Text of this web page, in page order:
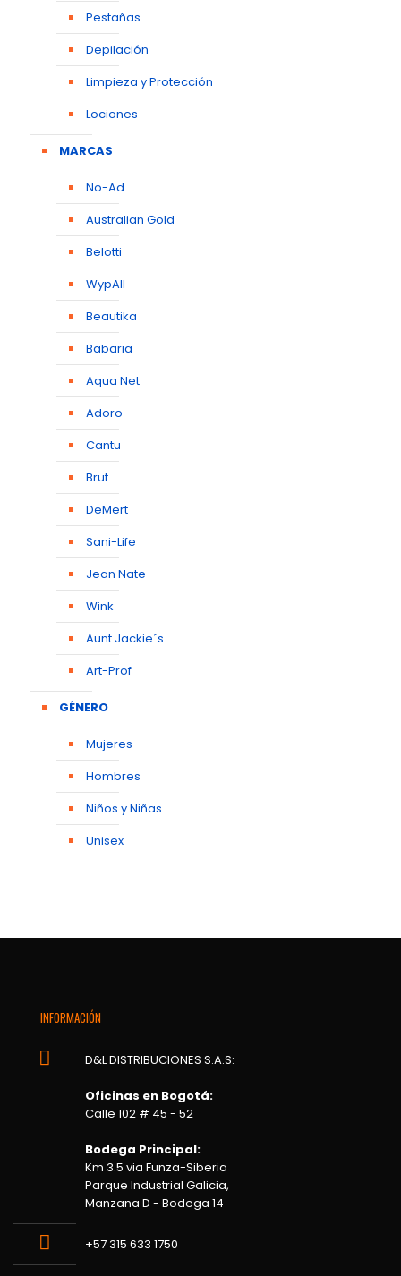
Pestañas
Depilación
Limpieza y Protección
Lociones
MARCAS
No-Ad
Australian Gold
Belotti
WypAll
Beautika
Babaria
Aqua Net
Adoro
Cantu
Brut
DeMert
Sani-Life
Jean Nate
Wink
Aunt Jackie´s
Art-Prof
GÉNERO
Mujeres
Hombres
Niños y Niñas
Unisex
INFORMACIÓN
D&L DISTRIBUCIONES S.A.S:
Oficinas en Bogotá:
Calle 102 # 45 - 52
Bodega Principal:
Km 3.5 via Funza-Siberia
Parque Industrial Galicia,
Manzana D - Bodega 14
+57 315 633 1750